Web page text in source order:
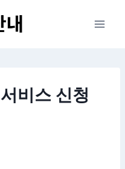
비스 신청